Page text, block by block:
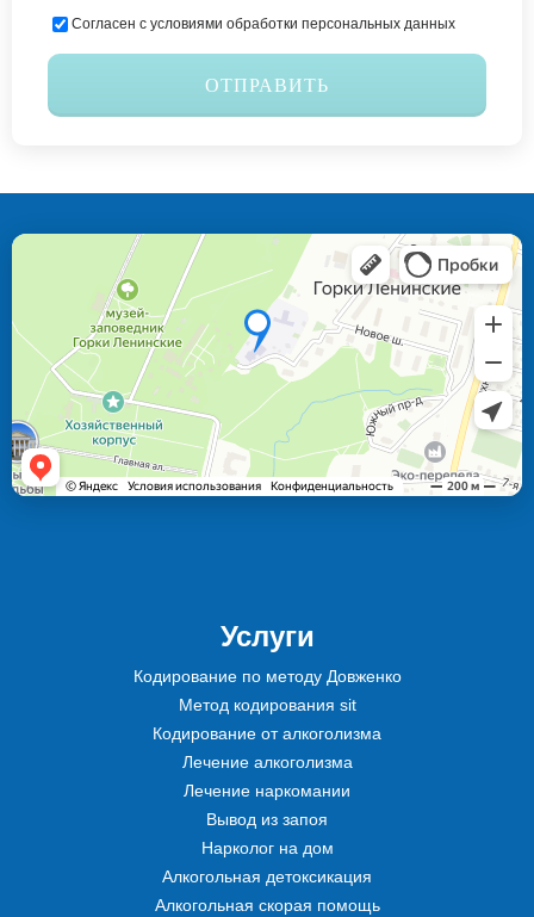
Согласен с условиями обработки персональных данных
ОТПРАВИТЬ
Услуги
Кодирование по методу Довженко
Метод кодирования sit
Кодирование от алкоголизма
Лечение алкоголизма
Лечение наркомании
Вывод из запоя
Нарколог на дом
Алкогольная детоксикация
Алкогольная скорая помощь